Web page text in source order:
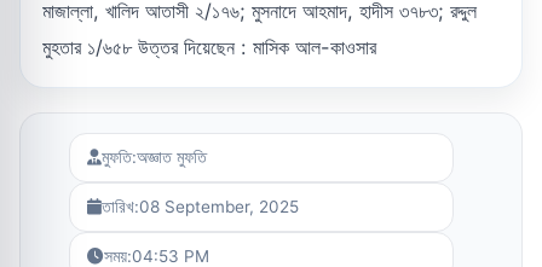
মাজাল্লা, খালিদ আতাসী ২/১৭৬; মুসনাদে আহমাদ, হাদীস ৩৭৮৩; রদ্দুল
মুহতার ১/৬৫৮ উত্তর দিয়েছেন : মাসিক আল-কাওসার
মুফতি:অজ্ঞাত মুফতি
তারিখ:08 September, 2025
সময়:04:53 PM